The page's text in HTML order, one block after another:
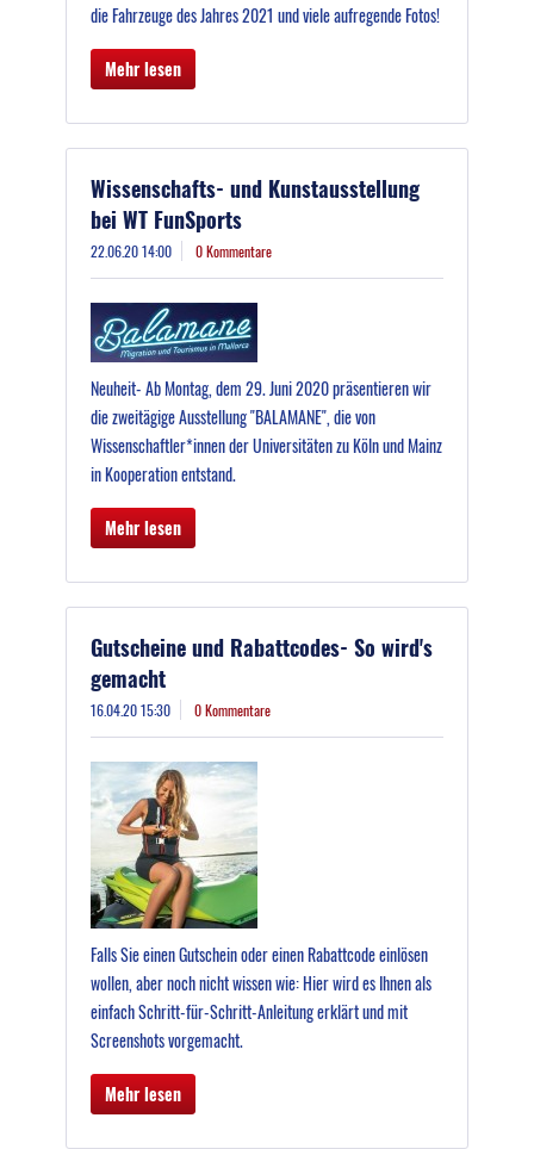
die Fahrzeuge des Jahres 2021 und viele aufregende Fotos!
Mehr lesen
Wissenschafts- und Kunstausstellung
bei WT FunSports
22.06.20 14:00 0 Kommentare
Neuheit- Ab Montag, dem 29. Juni 2020 präsentieren wir
die zweitägige Ausstellung "BALAMANE", die von
Wissenschaftler*innen der Universitäten zu Köln und Mainz
in Kooperation entstand.
Mehr lesen
Gutscheine und Rabattcodes- So wird's
gemacht
16.04.20 15:30 0 Kommentare
Falls Sie einen Gutschein oder einen Rabattcode einlösen
wollen, aber noch nicht wissen wie: Hier wird es Ihnen als
einfach Schritt-für-Schritt-Anleitung erklärt und mit
Screenshots vorgemacht.
Mehr lesen